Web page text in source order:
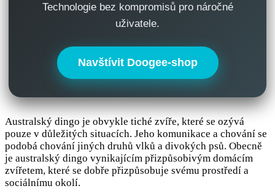
Technologie bez kompromisů pro náročné
uživatele.
Navštívit Doogee-shop
Australský dingo je obvykle tiché zvíře, které se ozývá
pouze v důležitých situacích. Jeho komunikace a chování se
podobá chování jiných druhů vlků a divokých psů. Obecně
je australský dingo vynikajícím přizpůsobivým domácím
zvířetem, které se dobře přizpůsobuje svému prostředí a
sociálnímu okolí.